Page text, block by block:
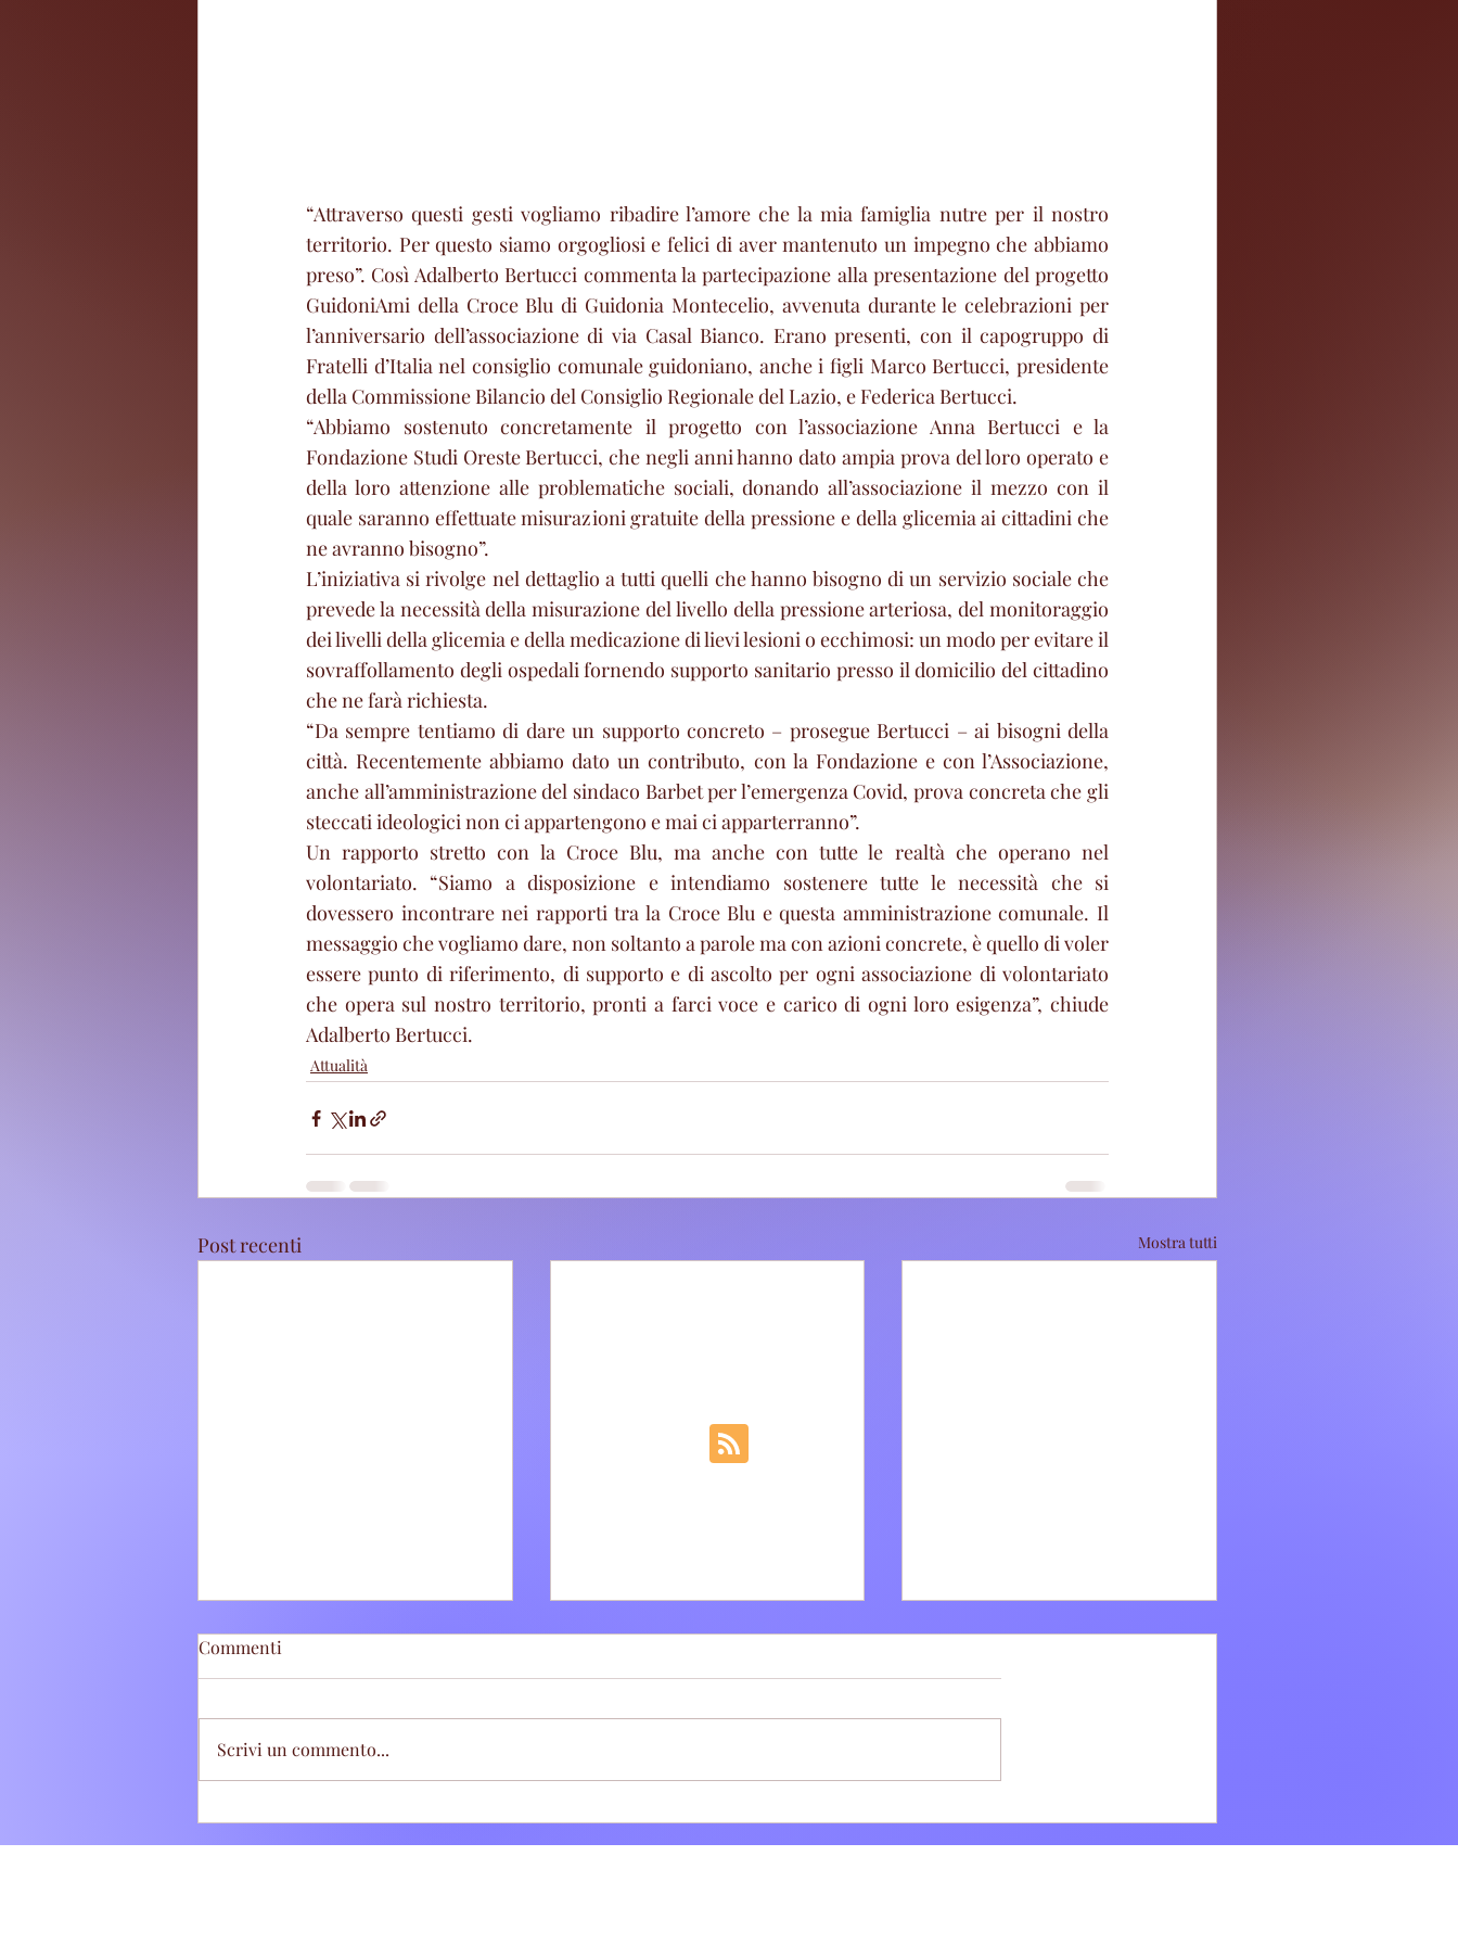
“Attraverso questi gesti vogliamo ribadire l’amore che la mia famiglia nutre per il nostro
territorio. Per questo siamo orgogliosi e felici di aver mantenuto un impegno che abbiamo
preso”. Così Adalberto Bertucci commenta la partecipazione alla presentazione del progetto
GuidoniAmi della Croce Blu di Guidonia Montecelio, avvenuta durante le celebrazioni per
l’anniversario dell’associazione di via Casal Bianco. Erano presenti, con il capogruppo di
Fratelli d’Italia nel consiglio comunale guidoniano, anche i figli Marco Bertucci, presidente
della Commissione Bilancio del Consiglio Regionale del Lazio, e Federica Bertucci.
“Abbiamo sostenuto concretamente il progetto con l’associazione Anna Bertucci e la
Fondazione Studi Oreste Bertucci, che negli anni hanno dato ampia prova del loro operato e
della loro attenzione alle problematiche sociali, donando all’associazione il mezzo con il
quale saranno effettuate misurazioni gratuite della pressione e della glicemia ai cittadini che
ne avranno bisogno”.
L’iniziativa si rivolge nel dettaglio a tutti quelli che hanno bisogno di un servizio sociale che
prevede la necessità della misurazione del livello della pressione arteriosa, del monitoraggio
dei livelli della glicemia e della medicazione di lievi lesioni o ecchimosi: un modo per evitare il
sovraffollamento degli ospedali fornendo supporto sanitario presso il domicilio del cittadino
che ne farà richiesta.
“Da sempre tentiamo di dare un supporto concreto – prosegue Bertucci – ai bisogni della
città. Recentemente abbiamo dato un contributo, con la Fondazione e con l’Associazione,
anche all’amministrazione del sindaco Barbet per l’emergenza Covid, prova concreta che gli
steccati ideologici non ci appartengono e mai ci apparterranno”.
Un rapporto stretto con la Croce Blu, ma anche con tutte le realtà che operano nel
volontariato. “Siamo a disposizione e intendiamo sostenere tutte le necessità che si
dovessero incontrare nei rapporti tra la Croce Blu e questa amministrazione comunale. Il
messaggio che vogliamo dare, non soltanto a parole ma con azioni concrete, è quello di voler
essere punto di riferimento, di supporto e di ascolto per ogni associazione di volontariato
che opera sul nostro territorio, pronti a farci voce e carico di ogni loro esigenza”, chiude
Adalberto Bertucci.
Attualità
Post recenti Mostra tutti
abbandoni di rifiuti, sette
Polinesi-Cinti festeggia 61
delle VILLÆ continua dopo il
Commenti
Scrivi un commento...